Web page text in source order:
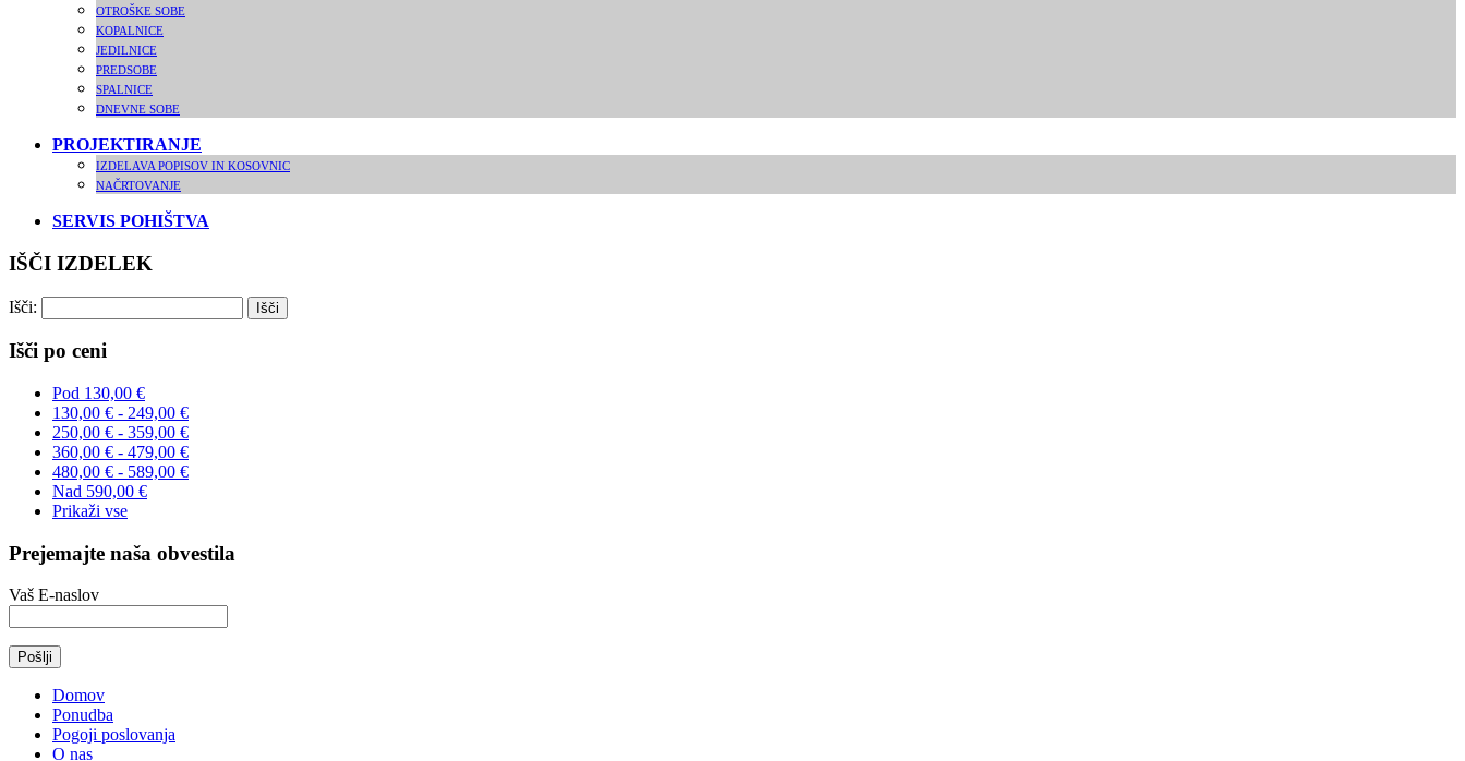
OTROŠKE SOBE
KOPALNICE
JEDILNICE
PREDSOBE
SPALNICE
DNEVNE SOBE
PROJEKTIRANJE
IZDELAVA POPISOV IN KOSOVNIC
NAČRTOVANJE
SERVIS POHIŠTVA
IŠČI IZDELEK
Išči:
Išči po ceni
Pod 130,00 €
130,00 € - 249,00 €
250,00 € - 359,00 €
360,00 € - 479,00 €
480,00 € - 589,00 €
Nad 590,00 €
Prikaži vse
Prejemajte naša obvestila
Vaš E-naslov
Domov
Ponudba
Pogoji poslovanja
O nas